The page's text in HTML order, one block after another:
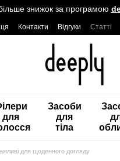
знижок за програмою
Контакти Відгуки Статті
для
Засоби
для
тіла
для щоденного догляду